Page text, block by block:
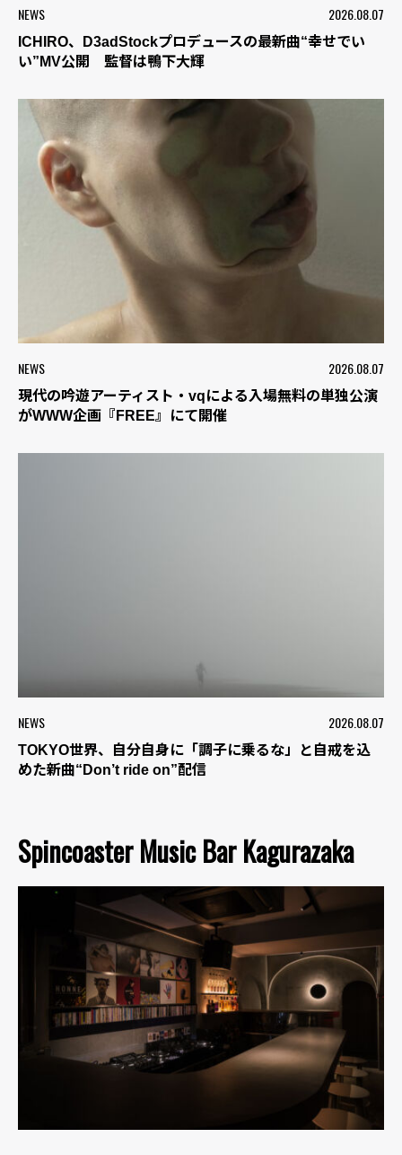
NEWS 2026.08.07
ICHIRO、D3adStockプロデュースの最新曲“幸せでい
い”MV公開 監督は鴨下大輝
NEWS 2026.08.07
現代の吟遊アーティスト・vqによる入場無料の単独公演
がWWW企画『FREE』にて開催
NEWS 2026.08.07
TOKYO世界、自分自身に「調子に乗るな」と自戒を込
めた新曲“Don’t ride on”配信
Spincoaster Music Bar Kagurazaka